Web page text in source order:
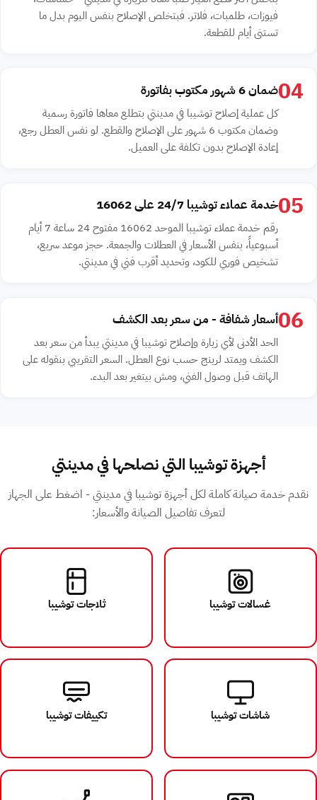
فيوزات، طلمبات، فلاتر. فبتخلص الإصلاح بنفس اليوم بدل ما
تستنى أيام للقطعة.
04ضمان 6 شهور مكتوب بفاتورة
كل عملية إصلاح توشيبا في مدينتي بتطلع معاها فاتورة رسمية
وضمان مكتوب 6 شهور على الإصلاح والقطع. لو نفس العطل رجع،
إعادة الإصلاح بدون تكلفة على العميل.
05خدمة عملاء توشيبا 24/7 على 16062
رقم خدمة عملاء توشيبا الموحد 16062 مفتوح 24 ساعة 7 أيام
أسبوعياً، بنفس الأسعار في العطلات والجمعة. حجز موعد سريع،
تشخيص فوري للكود، وتحديد أقرب فني في مدينتي.
06أسعار شفافة - من سعر بعد الكشف
الحد الأدنى لأي زيارة وإصلاح توشيبا في مدينتي يبدأ من سعر بعد
الكشف ويمتد لرينج حسب نوع العطل. السعر التقريبي بنقوله على
الهاتف قبل وصول الفني، ومش بيتغير بعد البدء.
أجهزة توشيبا التي نصلحها في مدينتي
نقدم خدمة صيانة كاملة لكل أجهزة توشيبا في مدينتي - اضغط على الجهاز
لتعرف تفاصيل الصيانة والأسعار:
غسالات توشيبا ثلاجات توشيبا
شاشات توشيبا تكييفات توشيبا